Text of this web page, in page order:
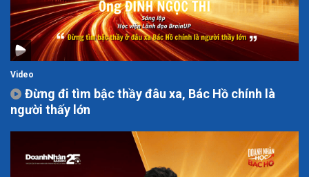
Video
Đừng đi tìm bậc thầy đâu xa, Bác Hồ chính là
người thấy lớn